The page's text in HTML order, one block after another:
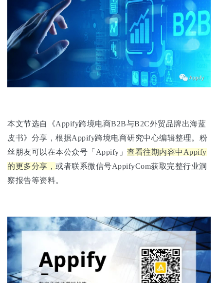
本文节选自《Appify跨境电商B2B与B2C外贸品牌出海蓝
皮书》分享，根据Appify跨境电商研究中心编辑整理。粉
丝朋友可以在本公众号「Appify」 查看往期内容中Appify
的更多分享， 或者联系微信号AppifyCom获取完整行业洞
察报告等资料。